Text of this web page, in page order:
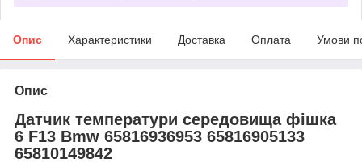
Опис Характеристики Доставка Оплата Умови
Опис
Датчик температури середовища фішка
6 F13 Bmw 65816936953 65816905133
65810149842